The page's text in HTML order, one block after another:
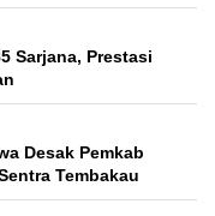
Sarjana, Prestasi
Desak Pemkab
Tembakau